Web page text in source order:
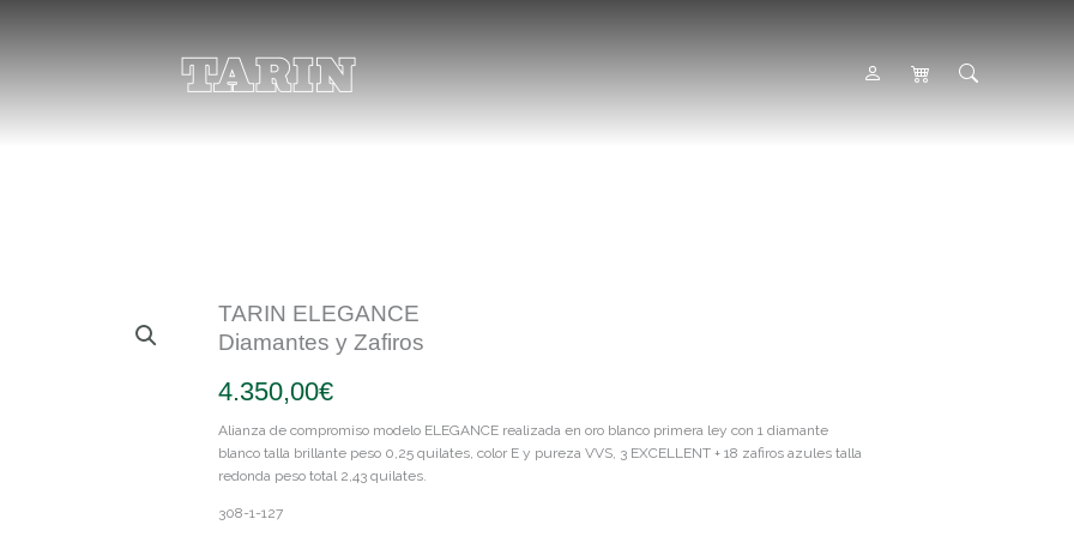
TARIN ELEGANCE
Diamantes y Zafiros
4.350,00€
Alianza de compromiso modelo ELEGANCE realizada en oro blanco primera ley con 1 diamante
blanco talla brillante peso 0,25 quilates, color E y pureza VVS, 3 EXCELLENT + 18 zafiros azules talla
redonda peso total 2,43 quilates.
308-1-127